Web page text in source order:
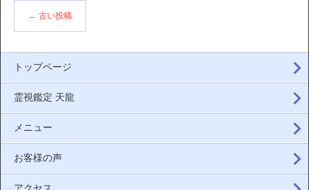
← 古い投稿
トップページ
霊視鑑定 天龍
メニュー
お客様の声